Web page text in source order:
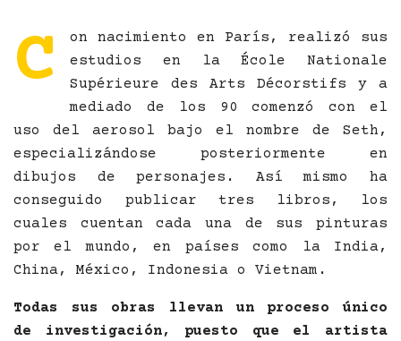
C
on nacimiento en París, realizó sus
estudios en la École Nationale
Supérieure des Arts Décorstifs y a
mediado de los 90 comenzó con el
uso del aerosol bajo el nombre de Seth,
especializándose posteriormente en
dibujos de personajes. Así mismo ha
conseguido publicar tres libros, los
cuales cuentan cada una de sus pinturas
por el mundo, en países como la India,
China, México, Indonesia o Vietnam.
Todas sus obras llevan un proceso único
de investigación, puesto que el artista